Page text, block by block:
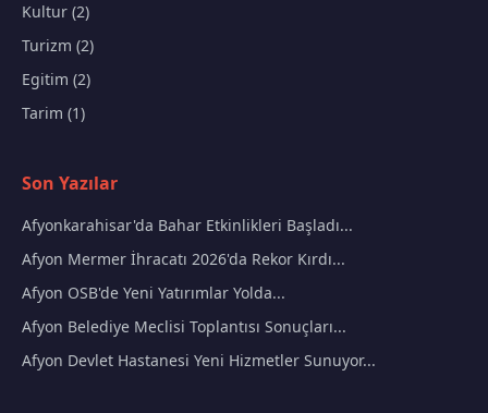
Kultur (2)
Turizm (2)
Egitim (2)
Tarim (1)
Son Yazılar
Afyonkarahisar'da Bahar Etkinlikleri Başladı...
Afyon Mermer İhracatı 2026'da Rekor Kırdı...
Afyon OSB'de Yeni Yatırımlar Yolda...
Afyon Belediye Meclisi Toplantısı Sonuçları...
Afyon Devlet Hastanesi Yeni Hizmetler Sunuyor...